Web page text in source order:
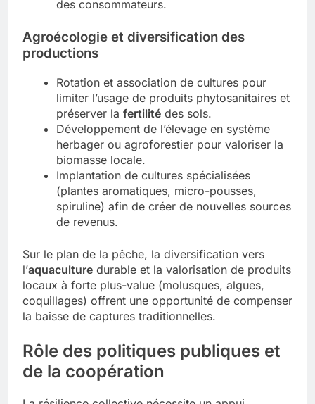
des consommateurs.
Agroécologie et diversification des
productions
Rotation et association de cultures pour
limiter l’usage de produits phytosanitaires et
préserver la fertilité des sols.
Développement de l’élevage en système
herbager ou agroforestier pour valoriser la
biomasse locale.
Implantation de cultures spécialisées
(plantes aromatiques, micro-pousses,
spiruline) afin de créer de nouvelles sources
de revenus.
Sur le plan de la pêche, la diversification vers
l’aquaculture durable et la valorisation de produits
locaux à forte plus-value (molusques, algues,
coquillages) offrent une opportunité de compenser
la baisse de captures traditionnelles.
Rôle des politiques publiques et
de la coopération